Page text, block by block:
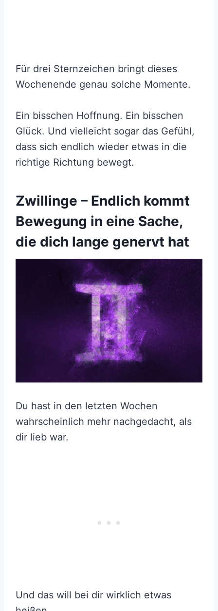
Für drei Sternzeichen bringt dieses
Wochenende genau solche Momente.
Ein bisschen Hoffnung. Ein bisschen
Glück. Und vielleicht sogar das Gefühl,
dass sich endlich wieder etwas in die
richtige Richtung bewegt.
Zwillinge – Endlich kommt
Bewegung in eine Sache,
die dich lange genervt hat
Du hast in den letzten Wochen
wahrscheinlich mehr nachgedacht, als
dir lieb war.
Und das will bei dir wirklich etwas